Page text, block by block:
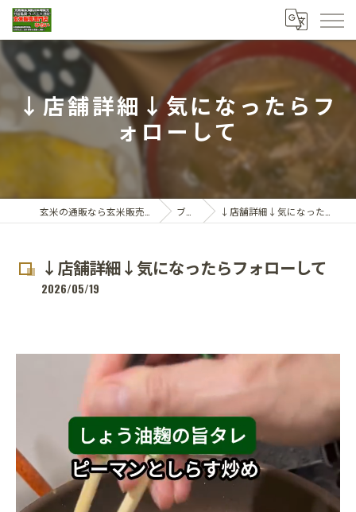
↓店舗詳細↓気になったらフ
ォローして
ブログ ↓店舗詳細↓気になったらフォローして
↓店舗詳細↓気になったらフォローして
2026/05/19